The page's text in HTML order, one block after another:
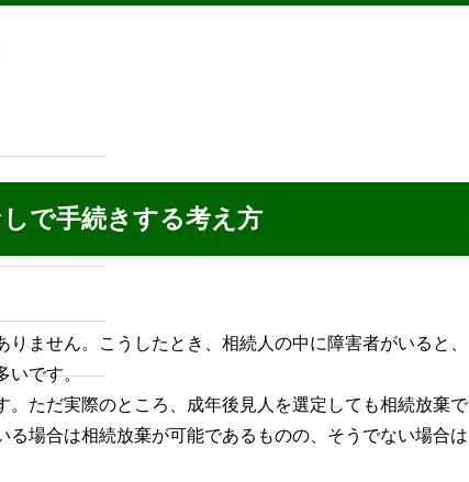
る考え方
で手続きする考え方
ません。こうしたとき、相続人の中に障害者がいると、
いです。
ただ実際のところ、成年後見人を選定しても相続放棄で
場合は相続放棄が可能であるものの、そうでない場合は